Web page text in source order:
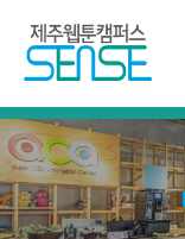
로
가
기